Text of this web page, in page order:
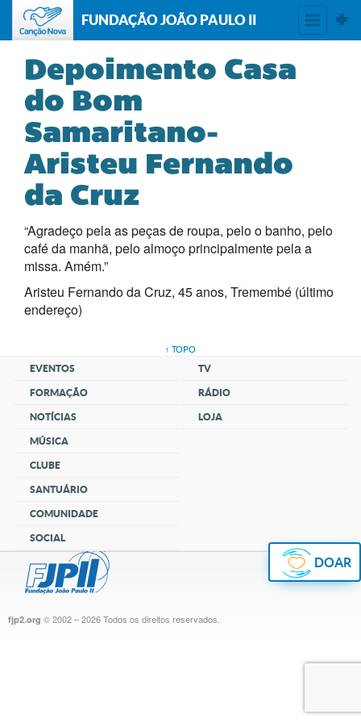
FUNDAÇÃO JOÃO PAULO II
Depoimento Casa
do Bom
Samaritano-
Aristeu Fernando
da Cruz
“Agradeço pela as peças de roupa, pelo o banho, pelo
café da manhã, pelo almoço principalmente pela a
missa. Amém.”
Aristeu Fernando da Cruz, 45 anos, Tremembé (último
endereço)
↑ TOPO
EVENTOS
FORMAÇÃO
NOTÍCIAS
MÚSICA
CLUBE
SANTUÁRIO
COMUNIDADE
SOCIAL
TV
RÁDIO
LOJA
DOAR
fjp2.org © 2002 – 2026Todos os direitos reservados.